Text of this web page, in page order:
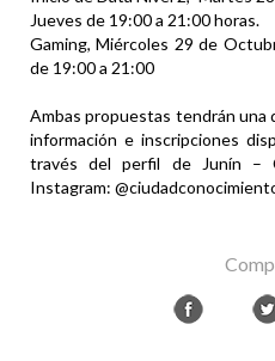
Jueves de 19:00 a 21:00 horas.
Gaming, Miércoles 29 de
de 19:00 a 21:00
Ambas propuestas tendrán una
información e inscripciones
través del perfil de Junín –
Instagram: